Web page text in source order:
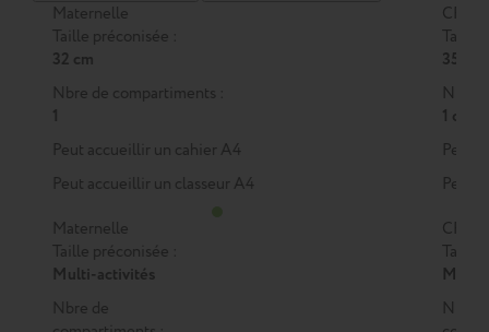
Maternelle
Taille préconisée :
32 cm
Nbre de compartiments :
1
Peut accueillir un cahier A4
Peut accueillir un classeur A4
CP
Taille
35 cm
Nbre
1 ou 2
Peut
Peut
Maternelle
Taille préconisée :
Multi-activités
Nbre de
CP
Taille
M
Nbre